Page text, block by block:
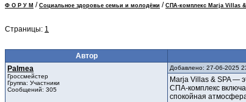
Ф О Р У М / Социальное здоровье семьи и молодёжи / СПА-комплекс Marja Villas
Страницы: 1
Автор
Palmea
Гроссмейстер
Группа: Участники
Сообщений: 305
Добавлено: 27-06-2025
Marja Villas & SPA —
СПА-комплекс
спокойная